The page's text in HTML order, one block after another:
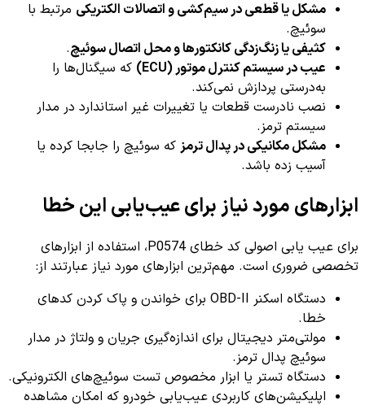
مشکل یا قطعی در سیم‌کشی و اتصالات الکتریکی مرتبط با
سوئیچ.
کثیفی یا زنگ‌زدگی کانکتورها و محل اتصال سوئیچ.
عیب در سیستم کنترل موتور (ECU)
که سیگنال‌ها را
به‌درستی پردازش نمی‌کند.
نصب نادرست قطعات یا تغییرات غیر استاندارد در مدار
سیستم ترمز.
مشکل مکانیکی در پدال ترمز که سوئیچ را جابجا کرده یا
آسیب زده باشد.
ابزارهای مورد نیاز برای عیب‌یابی این خطا
برای عیب یابی اصولی کد خطای P0574، استفاده از ابزارهای
تخصصی ضروری است. مهم‌ترین ابزارهای مورد نیاز عبارتند از:
دستگاه اسکنر OBD-II برای خواندن و پاک کردن کدهای
خطا.
مولتی‌متر دیجیتال برای اندازه‌گیری جریان و ولتاژ در مدار
سوئیچ پدال ترمز.
دستگاه تستر یا ابزار مخصوص تست سوئیچ‌های الکترونیکی.
اپلیکیشن‌های کاربردی عیب‌یابی خودرو که امکان مشاهده